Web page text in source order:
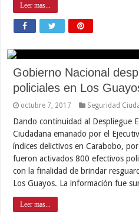
Leer mas...
Gobierno Nacional
policiales en Los
octubre 7, 2017 Seguridad
Dando continuidad al Despliegue
Ciudadana emanado por el
índices delictivos en Carabobo,
fueron activados 800 efectivos
con la finalidad de brindar
Los Guayos. La información fue
Leer mas...